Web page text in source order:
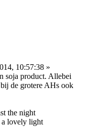
10:57:38 »
soja product. Allebei
de grotere AHs ook
the night
a lovely light